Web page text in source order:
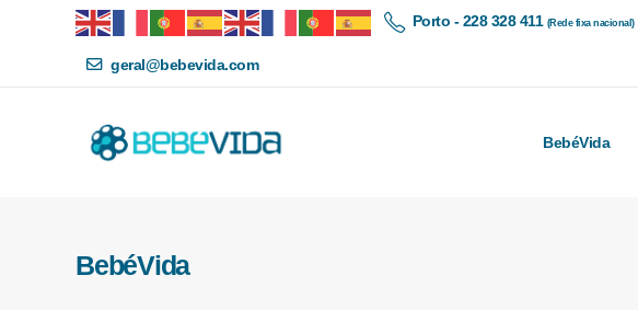
Porto - 228 328 411 (Rede fixa nacional)
geral@bebevida.com
BebéVida
BebéVida